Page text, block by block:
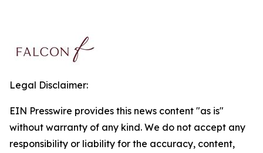
Legal Disclaimer:
EIN Presswire provides this news content "as is"
without warranty of any kind. We do not accept any
responsibility or liability for the accuracy, content,